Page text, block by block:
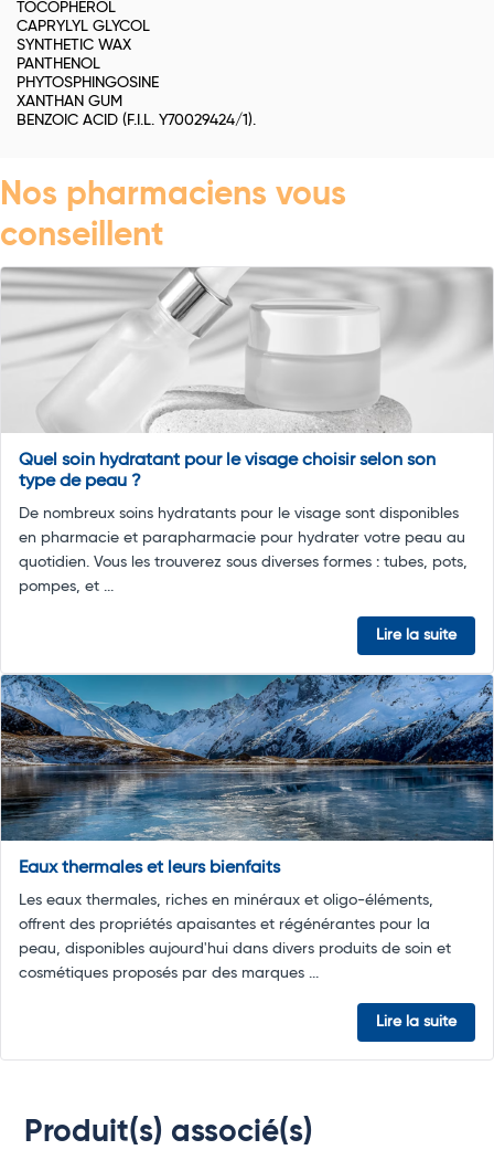
TOCOPHEROL
CAPRYLYL GLYCOL
SYNTHETIC WAX
PANTHENOL
PHYTOSPHINGOSINE
XANTHAN GUM
BENZOIC ACID (F.I.L. Y70029424/1).
Nos pharmaciens vous
conseillent
Quel soin hydratant pour le visage choisir selon son
type de peau ?
De nombreux soins hydratants pour le visage sont disponibles
en pharmacie et parapharmacie pour hydrater votre peau au
quotidien. Vous les trouverez sous diverses formes : tubes, pots,
pompes, et ...
Lire la suite
Eaux thermales et leurs bienfaits
Les eaux thermales, riches en minéraux et oligo-éléments,
offrent des propriétés apaisantes et régénérantes pour la
peau, disponibles aujourd'hui dans divers produits de soin et
cosmétiques proposés par des marques ...
Lire la suite
Produit(s) associé(s)